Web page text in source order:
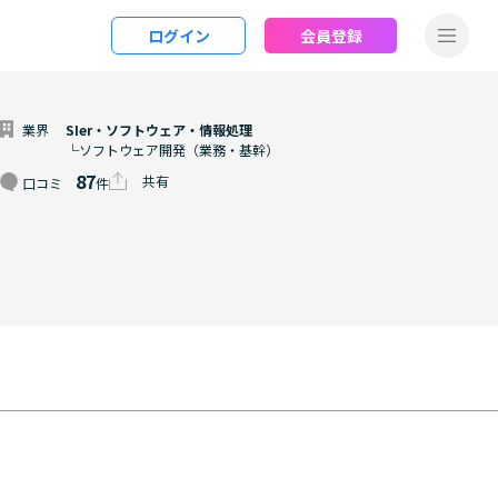
ログイン 会員登録
業界
SIer・ソフトウェア・情報処理
└ソフトウェア開発（業務・基幹）
口コミ 87件 共有